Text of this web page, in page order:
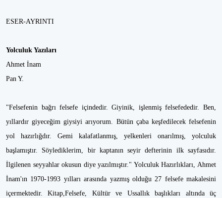
ESER-AYRINTI
Yolculuk Yazıları
Ahmet İnam
Pan Y.
"Felsefenin bağrı felsefe içindedir. Giyinik, işlenmiş felsefededir. Ben,
yıllardır giyeceğim giysiyi arıyorum. Bütün çaba keşfedilecek felsefenin
yol hazırlığdır. Gemi kalafatlanmış, yelkenleri onarılmış, yolculuk
başlamıştır. Söylediklerim, bir kaptanın seyir defterinin ilk sayfasıdır.
İlgilenen seyyahlar okusun diye yazılmıştır." Yolculuk Hazırlıkları, Ahmet
İnam'ın 1970-1993 yılları arasında yazmış olduğu 27 felsefe makalesini
içermektedir. Kitap,Felsefe, Kültür ve Ussallık başlıkları altında üç